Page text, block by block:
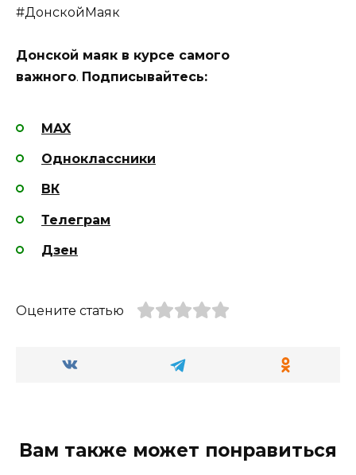
#ДонскойМаяк
Донской маяк в курсе самого
важного. Подписывайтесь:
MAX
Одноклассники
ВК
Телеграм
Дзен
Оцените статью
Вам также может понравиться